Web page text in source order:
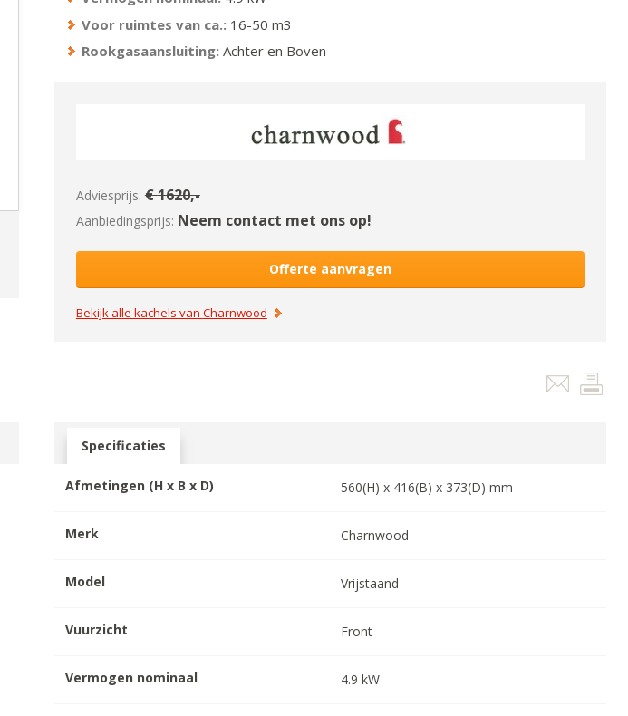
Voor ruimtes van ca.: 16-50 m3
Rookgasaansluiting: Achter en Boven
Adviesprijs: €1620,-
Aanbiedingsprijs: Neem contact met ons op!
Offerte aanvragen
Bekijk alle kachels van Charnwood
Specificaties
Afmetingen (H x B x D) 560(H) x 416(B) x 373(D) mm
Merk Charnwood
Model Vrijstaand
Vuurzicht Front
Vermogen nominaal 4.9 kW